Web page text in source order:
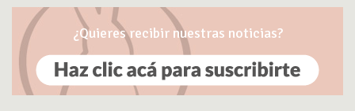
¿Quieres recibir nuestras noticias?